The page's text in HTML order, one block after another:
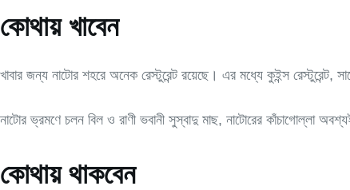
কোথায় খাবেন
খাবার জন্য নাটোর শহরে অনেক রেস্টুরেন্ট রয়েছে। এর মধ্যে কুইন্স রেস্টুরেন্ট,
নাটোর ভ্রমণে চলন বিল ও রাণী ভবানী সুস্বাদু মাছ, নাটোরের কাঁচাগোল্লা
কোথায় থাকবেন